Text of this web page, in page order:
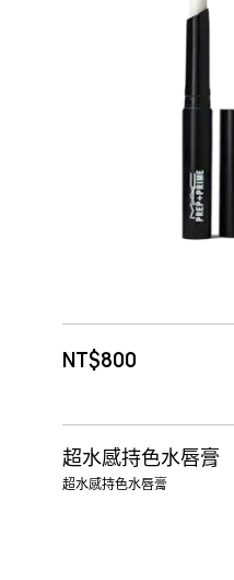
459 CANDID 西
460 SERVE 西瓜
462 TRICK 黑莓
465
NT$800
超水感持色水唇膏
超水感持色水唇膏